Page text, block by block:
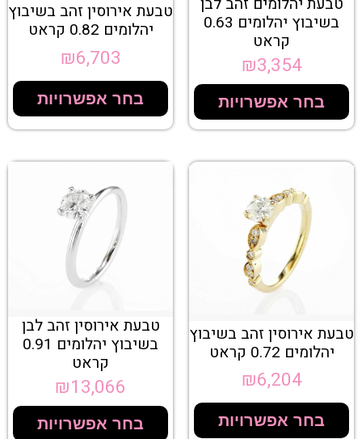
בשיבוץ יהלומים 0.63
קראט
₪3,354
בחר אפשרויות
טבעת אירוסין זהב בשיבוץ
יהלומים 0.82 קראט
₪6,703
בחר אפשרויות
טבעת אירוסין זהב בשיבוץ
יהלומים 0.72 קראט
₪6,204
בחר אפשרויות
טבעת אירוסין זהב לבן
בשיבוץ יהלומים 0.91
קראט
₪13,066
בחר אפשרויות